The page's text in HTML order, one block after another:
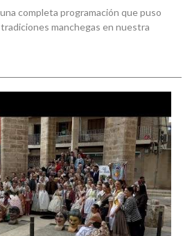
completa programación que puso
manchegas en nuestra